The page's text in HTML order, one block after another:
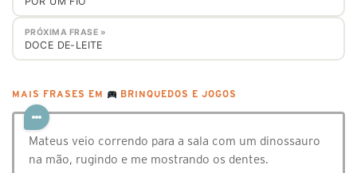
PRÓXIMA FRASE »
DOCE DE-LEITE
MAIS FRASES EM BRINQUEDOS E JOGOS
Mateus veio correndo para a sala com um dinossauro
na mão, rugindo e me mostrando os dentes.